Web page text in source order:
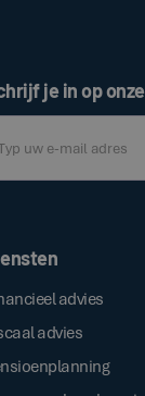
je in op
advies
advies